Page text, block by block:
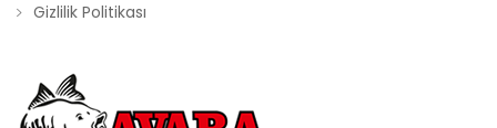
Gizlilik Politikası